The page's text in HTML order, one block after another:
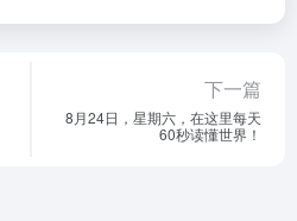
下一篇
8月24日，星期六，在这里每天
60秒读懂世界！